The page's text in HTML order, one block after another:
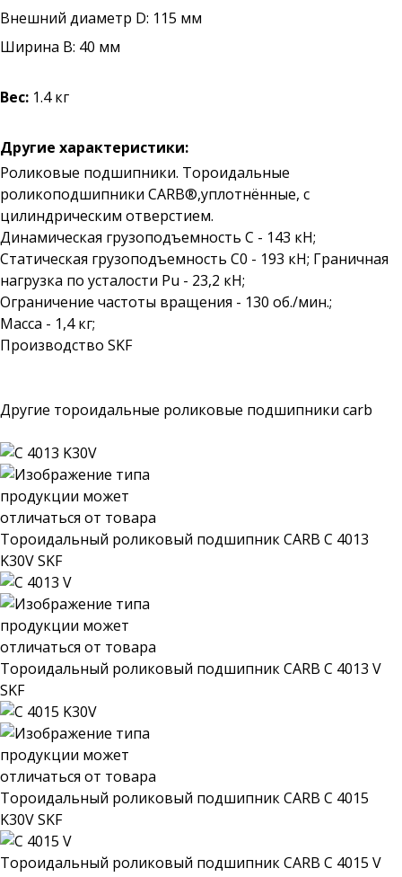
Внешний диаметр D: 115 мм
Ширина B: 40 мм
Вес: 1.4 кг
Другие характеристики:
Роликовые подшипники. Тороидальные
роликоподшипники CARB®,уплотнённые, с
цилиндрическим отверстием.
Динамическая грузоподъемность C - 143 кН;
Статическая грузоподъемность C0 - 193 кН; Граничная
нагрузка по усталости Pu - 23,2 кН;
Ограничение частоты вращения - 130 об./мин.;
Масса - 1,4 кг;
Производство SKF
Другие тороидальные роликовые подшипники carb
Тороидальный роликовый подшипник CARB C 4013
K30V SKF
Тороидальный роликовый подшипник CARB C 4013 V
SKF
Тороидальный роликовый подшипник CARB C 4015
K30V SKF
Тороидальный роликовый подшипник CARB C 4015 V